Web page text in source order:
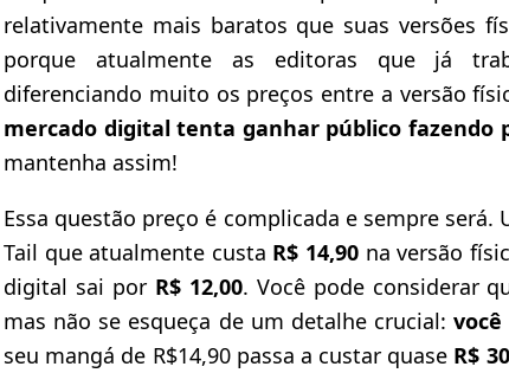
relativamente mais baratos que suas versões
porque atualmente as editoras que já
diferenciando muito os preços entre a versão
mercado digital tenta ganhar público fazendo
mantenha assim!
Essa questão preço é complicada e sempre
Tail que atualmente custa R$ 14,90 na versão
digital sai por R$ 12,00. Você pode considerar
mas não se esqueça de um detalhe crucial:
seu mangá de R$14,90 passa a custar quase R$